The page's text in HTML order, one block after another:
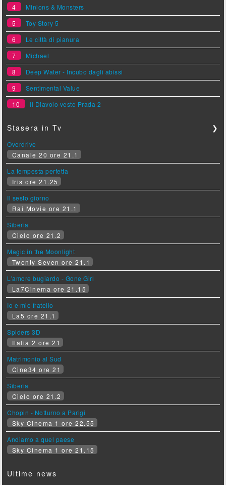
4
Minions & Monsters
5
Toy Story 5
6
Le città di pianura
7
Michael
8
Deep Water - Incubo dagli abissi
9
Sentimental Value
10
Il Diavolo veste Prada 2
Stasera in Tv ❯
Overdrive
Canale 20 ore 21.1
La tempesta perfetta
Iris ore 21.25
Il sesto giorno
Rai Movie ore 21.1
Siberia
Cielo ore 21.2
Magic in the Moonlight
Twenty Seven ore 21.1
L'amore bugiardo - Gone Girl
La7Cinema ore 21.15
Io e mio fratello
La5 ore 21.1
Spiders 3D
Italia 2 ore 21
Matrimonio al Sud
Cine34 ore 21
Siberia
Cielo ore 21.2
Chopin - Notturno a Parigi
Sky Cinema 1 ore 22.55
Andiamo a quel paese
Sky Cinema 1 ore 21.15
Ultime news